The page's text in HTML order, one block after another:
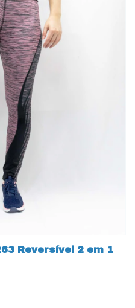
Reversível 2 em 1